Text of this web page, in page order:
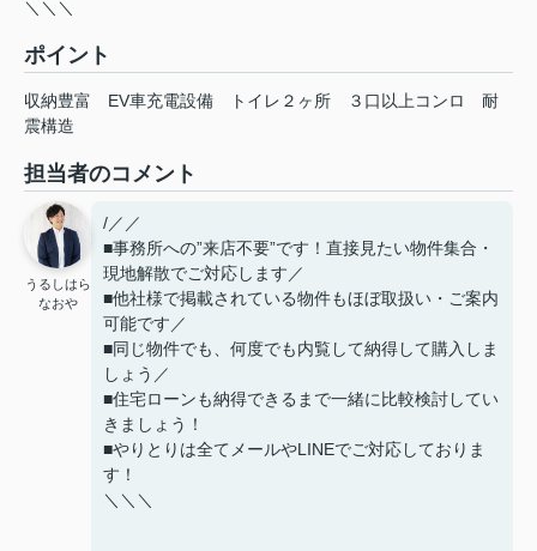
＼＼＼
ポイント
収納豊富 EV車充電設備 トイレ２ヶ所 ３口以上コンロ
耐
震構造
担当者のコメント
うるしはら
なおや
/／／
■事務所への”来店不要”です！直接見たい物件集合・
現地解散でご対応します／
■他社様で掲載されている物件もほぼ取扱い・ご案内
可能です／
■同じ物件でも、何度でも内覧して納得して購入しま
しょう／
■住宅ローンも納得できるまで一緒に比較検討してい
きましょう！
■やりとりは全てメールやLINEでご対応しておりま
す！
＼＼＼